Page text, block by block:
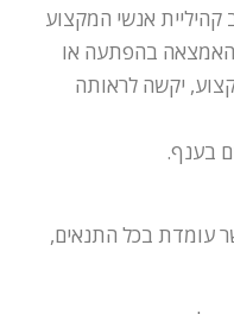
אנשי המקצוע
בהפתעה או
יקשה לראותה
בענף.
עומדת בכל התנאים,